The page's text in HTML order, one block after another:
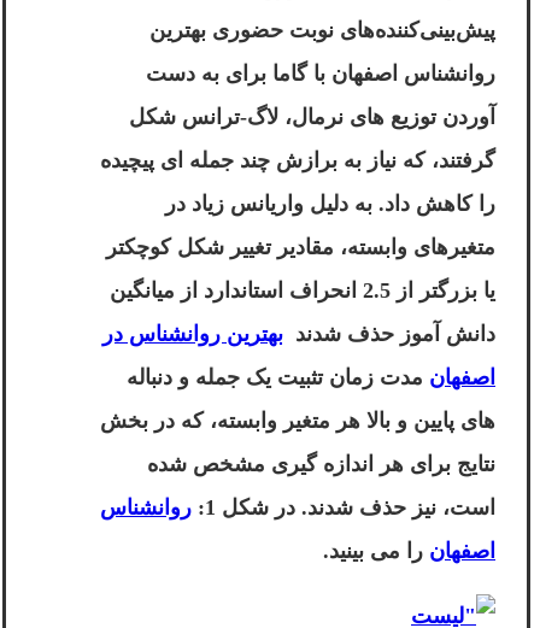
پیش‌بینی‌کننده‌های نوبت حضوری بهترین
روانشناس اصفهان با گاما برای به دست
آوردن توزیع های نرمال، لاگ-ترانس شکل
گرفتند، که نیاز به برازش چند جمله ای پیچیده
را کاهش داد. به دلیل واریانس زیاد در
متغیرهای وابسته، مقادیر تغییر شکل کوچکتر
یا بزرگتر از 2.5 انحراف استاندارد از میانگین
دانش آموز حذف شدند بهترین روانشناس در
اصفهان مدت زمان تثبیت یک جمله و دنباله
های پایین و بالا هر متغیر وابسته، که در بخش
نتایج برای هر اندازه گیری مشخص شده
است، نیز حذف شدند. در شکل 1:
روانشناس
اصفهان را می بینید.